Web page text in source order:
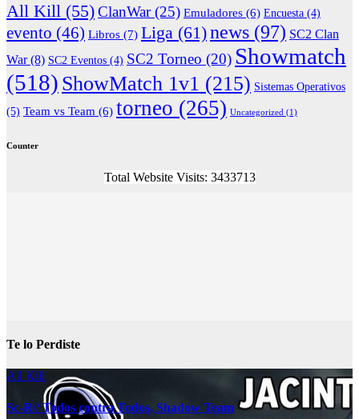
All Kill (55)ClanWar(25) Emuladores (6) Encuesta (4)
evento (46) Libros (7) Liga (61)news (97) SC2 Clan
War(8) SC2 Eventos (4) SC2 Torneo (20) Showmatch
(518) ShowMatch 1v1 (215) Sistemas Operativos
(5) Team vs Team (6) torneo (265) Uncategorized (1)
Counter
Total Website Visits: 3433713
Te lo Perdiste
All Kill
Sc-R// Todos contra Todos, Shadow Team